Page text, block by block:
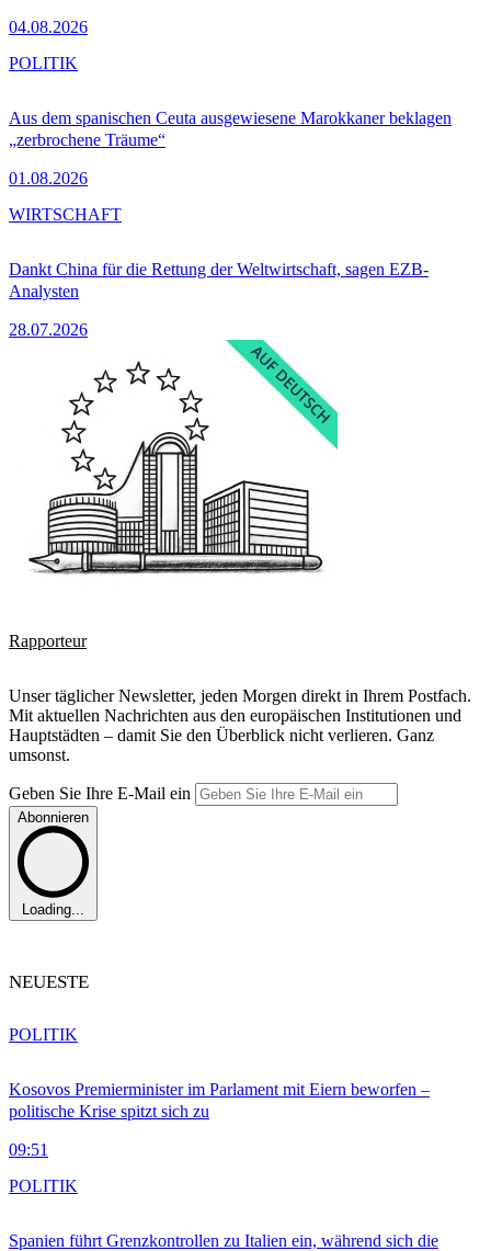
04.08.2026
Aus dem spanischen Ceuta ausgewiesene Marokkaner beklagen
„zerbrochene Träume“
01.08.2026
POLITIK
Dankt China für die Rettung der Weltwirtschaft, sagen EZB-
Analysten
28.07.2026
WIRTSCHAFT
Rapporteur
Unser täglicher Newsletter, jeden Morgen direkt in Ihrem Postfach.
Mit aktuellen Nachrichten aus den europäischen Institutionen und
Hauptstädten – damit Sie den Überblick nicht verlieren. Ganz
umsonst.
Geben Sie Ihre E-Mail ein
Abonnieren
Loading...
NEUESTE
Kosovos Premierminister im Parlament mit Eiern beworfen –
politische Krise spitzt sich zu
09:51
POLITIK
Spanien führt Grenzkontrollen zu Italien ein, während sich die
POLITIK